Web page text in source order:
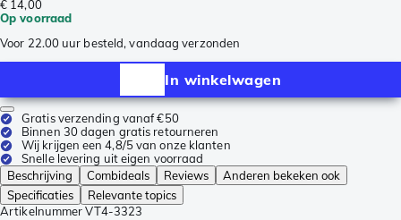
€ 14,00
Op voorraad
Voor 22.00 uur besteld, vandaag verzonden
In winkelwagen
Gratis verzending vanaf €50
Binnen 30 dagen gratis retourneren
Wij krijgen een 4,8/5 van onze klanten
Snelle levering uit eigen voorraad
Beschrijving
Combideals Reviews
Anderen bekeken ook
Specificaties
Relevante topics
Artikelnummer VT4-3323